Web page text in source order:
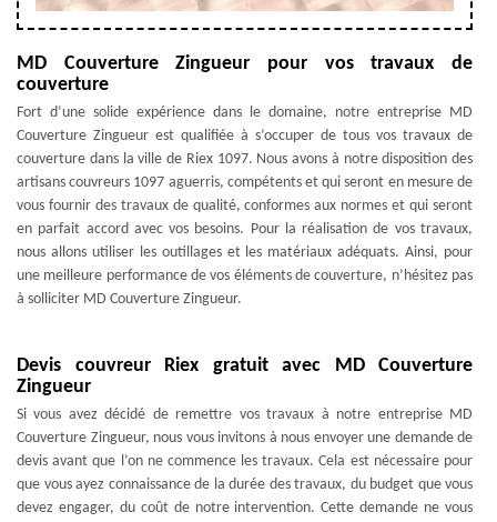
MD Couverture Zingueur pour vos travaux de
couverture
Fort d’une solide expérience dans le domaine, notre entreprise MD
Couverture Zingueur est qualifiée à s’occuper de tous vos travaux de
couverture dans la ville de Riex 1097. Nous avons à notre disposition des
artisans couvreurs 1097 aguerris, compétents et qui seront en mesure de
vous fournir des travaux de qualité, conformes aux normes et qui seront
en parfait accord avec vos besoins. Pour la réalisation de vos travaux,
nous allons utiliser les outillages et les matériaux adéquats. Ainsi, pour
une meilleure performance de vos éléments de couverture, n’hésitez pas
à solliciter MD Couverture Zingueur.
Devis couvreur Riex gratuit avec MD Couverture
Zingueur
Si vous avez décidé de remettre vos travaux à notre entreprise MD
Couverture Zingueur, nous vous invitons à nous envoyer une demande de
devis avant que l’on ne commence les travaux. Cela est nécessaire pour
que vous ayez connaissance de la durée des travaux, du budget que vous
devez engager, du coût de notre intervention. Cette demande ne vous